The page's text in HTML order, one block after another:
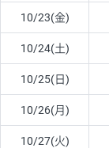
10/23(金)
10/24(土)
10/25(日)
10/26(月)
10/27(火)